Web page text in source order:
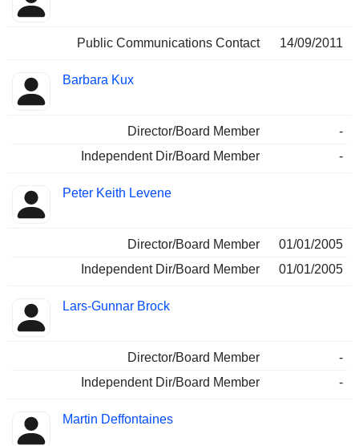
Public Communications Contact 14/09/2011
Barbara Kux
Director/Board Member
-
Independent Dir/Board Member
-
Peter Keith Levene
Director/Board Member
01/01/2005
Independent Dir/Board Member
01/01/2005
Lars-Gunnar Brock
Director/Board Member
-
Independent Dir/Board Member
-
Martin Deffontaines